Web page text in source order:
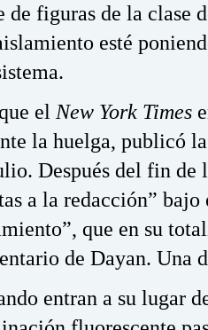
de figuras de la clase
esté
el New York Times
la huelga, publicó
Después del fin de
a la redacción”
que en su
de Dayan. Una
entran a su lugar